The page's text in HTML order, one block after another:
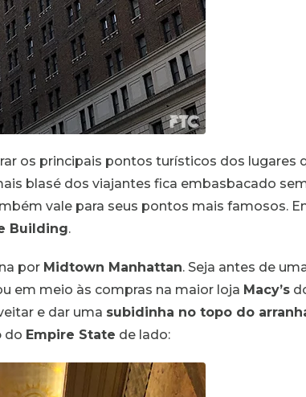
os principais pontos turísticos dos lugares
blasé dos viajantes fica embasbacado
vale para seus pontos mais famosos.
Building.
por Midtown Manhattan. Seja antes de
em meio às compras na maior loja Macy’s
e dar uma subidinha no topo do
do Empire State de lado: